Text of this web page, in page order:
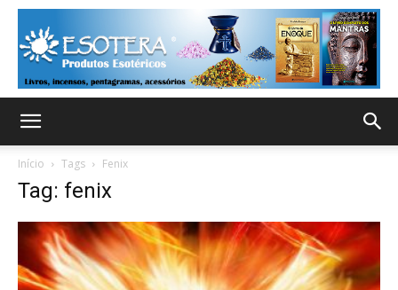
Início Tags Fenix
Tag: fenix